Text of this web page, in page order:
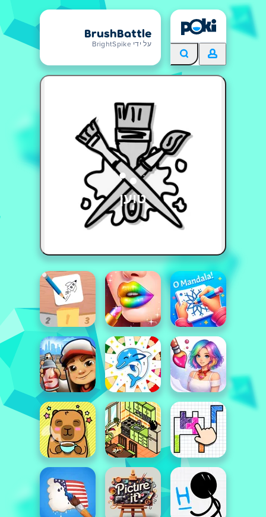
BrushBattle
על ידי BrightSpike
טוען